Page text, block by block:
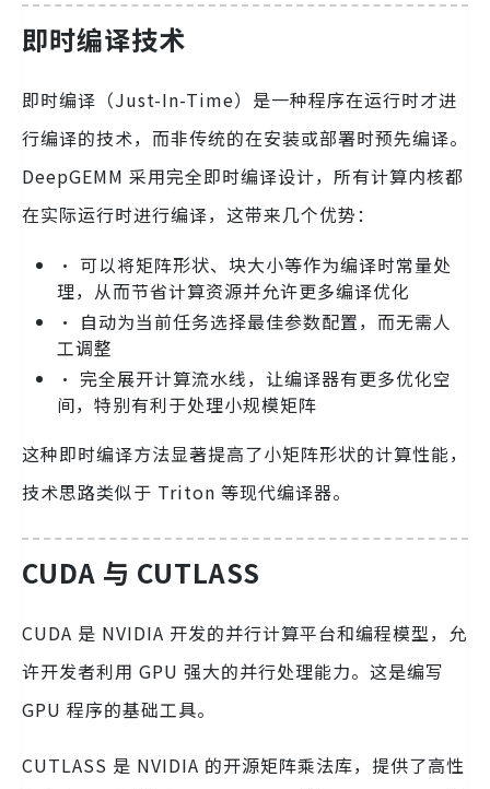
即时编译技术
即时编译（Just-In-Time）是一种程序在运行时才进
行编译的技术，而非传统的在安装或部署时预先编译。
DeepGEMM 采用完全即时编译设计，所有计算内核都
在实际运行时进行编译，这带来几个优势：
• 可以将矩阵形状、块大小等作为编译时常量处
理，从而节省计算资源并允许更多编译优化
• 自动为当前任务选择最佳参数配置，而无需人
工调整
• 完全展开计算流水线，让编译器有更多优化空
间，特别有利于处理小规模矩阵
这种即时编译方法显著提高了小矩阵形状的计算性能，
技术思路类似于 Triton 等现代编译器。
CUDA 与 CUTLASS
CUDA 是 NVIDIA 开发的并行计算平台和编程模型，允
许开发者利用 GPU 强大的并行处理能力。这是编写
GPU 程序的基础工具。
CUTLASS 是 NVIDIA 的开源矩阵乘法库，提供了高性